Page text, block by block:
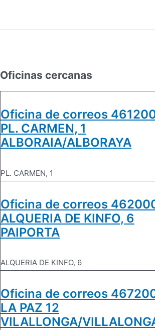
Oficinas cercanas
Oficina de correos
PL. CARMEN, 1
ALBORAIA/ALBORAYA
PL. CARMEN, 1
Oficina de correos
ALQUERIA DE KINFO, 6
PAIPORTA
ALQUERIA DE KINFO, 6
Oficina de correos
LA PAZ 12
VILALLONGA/